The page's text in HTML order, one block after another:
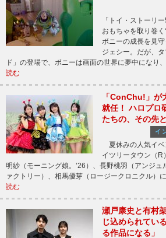
「トイ・ストー
おもちゃを取り巻
ボニーの成長を見
ジェシー。だが、
ド」の登場で、ボニーは画面の世界に夢中になり
読む
「ConChu!」が
就任！ ハロプロ
たちの、その先
イ
夏休みの人気イベ
イツリータウン（R
明紗（モーニング娘。’26）、長野桃羽（アンジ
ァクトリー）、相馬優芽（ロージークロニクル）
読む
瀬戸康史と有村
じ込められてい
る作品になる」